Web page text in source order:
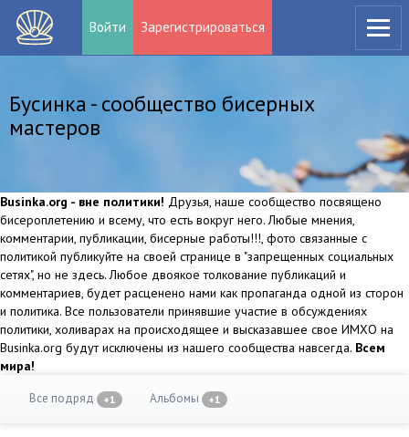
Войти Зарегистрироваться
Бусинка - сообщество бисерных
мастеров
Businka.org - вне политики! Друзья, наше сообщество посвящено
бисероплетению и всему, что есть вокруг него. Любые мнения,
комментарии, публикации, бисерные работы!!!, фото связанные с
политикой публикуйте на своей странице в "запрещенных социальных
сетях", но не здесь. Любое двоякое толкование публикаций и
комментариев, будет расценено нами как пропаганда одной из сторон
и политика. Все пользователи принявшие участие в обсуждениях
политики, холиварах на происходящее и высказавшее свое ИМХО на
Businka.org будут исключены из нашего сообщества навсегда. Всем
мира!
Все подряд +1 Альбомы +1